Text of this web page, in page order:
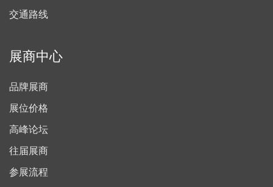
交通路线
展商中心
品牌展商
展位价格
高峰论坛
往届展商
参展流程